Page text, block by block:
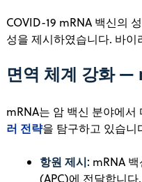
COVID-19 mRNA 백신의
성을 제시하였습니다. 바
면역 체계 강화 —
mRNA는 암 백신 분야에
러 전략을 탐구하고 있습니
항원 제시: mRNA
(APC)에 전달합니다.